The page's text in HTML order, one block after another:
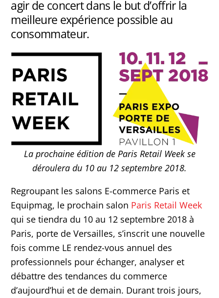
agir de concert dans le but d’offrir la
meilleure expérience possible au
consommateur.
La prochaine édition de Paris Retail Week se
déroulera du 10 au 12 septembre 2018.
Regroupant les salons E-commerce Paris et
Equipmag, le prochain salon Paris Retail Week
qui se tiendra du 10 au 12 septembre 2018 à
Paris, porte de Versailles, s’inscrit une nouvelle
fois comme LE rendez-vous annuel des
professionnels pour échanger, analyser et
débattre des tendances du commerce
d’aujourd’hui et de demain. Durant trois jours,